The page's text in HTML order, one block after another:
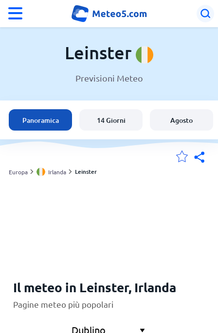
Irlanda
Italia
Svizzera
Leinster
Previsioni Meteo
Panoramica 14 Giorni Agosto
Europa Irlanda Leinster
Il meteo in Leinster, Irlanda
Pagine meteo più popolari